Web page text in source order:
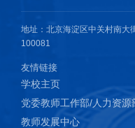
地址：北京海淀区中关村南大
100081
友情链接
学校主页
党委教师工作部/人力资源
教师发展中心